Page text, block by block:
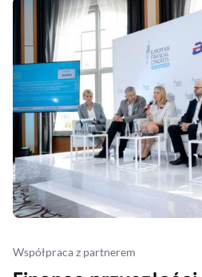
Współpraca z partnerem